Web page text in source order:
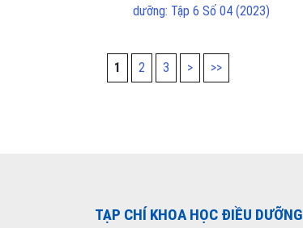
dưỡng: Tập 6 Số 04 (2023)
1 2 3 > >>
TẠP CHÍ KHOA HỌC ĐIỀU DƯỠNG